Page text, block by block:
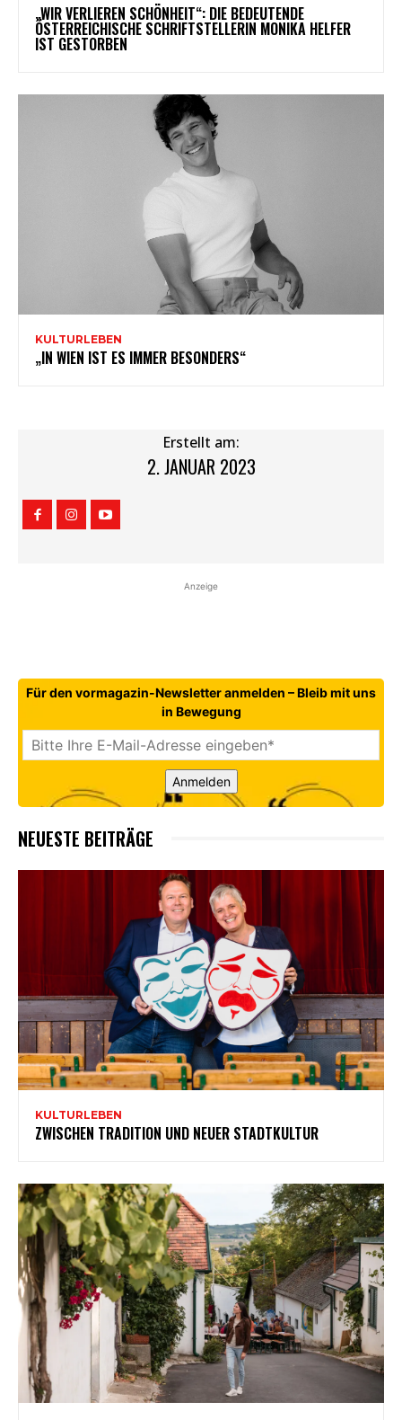
„WIR VERLIEREN SCHÖNHEIT“: DIE BEDEUTENDE
ÖSTERREICHISCHE SCHRIFTSTELLERIN MONIKA HELFER
IST GESTORBEN
KULTURLEBEN
„IN WIEN IST ES IMMER BESONDERS“
Erstellt am:
2. JANUAR 2023
Anzeige
Für den vormagazin-Newsletter anmelden – Bleib mit uns
in Bewegung
Anmelden
NEUESTE BEITRÄGE
KULTURLEBEN
ZWISCHEN TRADITION UND NEUER STADTKULTUR